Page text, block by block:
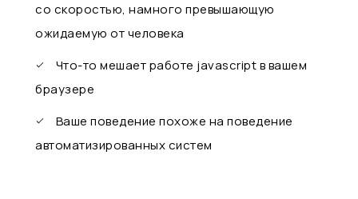
со скоростью, намного превышающую
ожидаемую от человека
Что-то мешает работе javascript в вашем
браузере
Ваше поведение похоже на поведение
автоматизированных систем